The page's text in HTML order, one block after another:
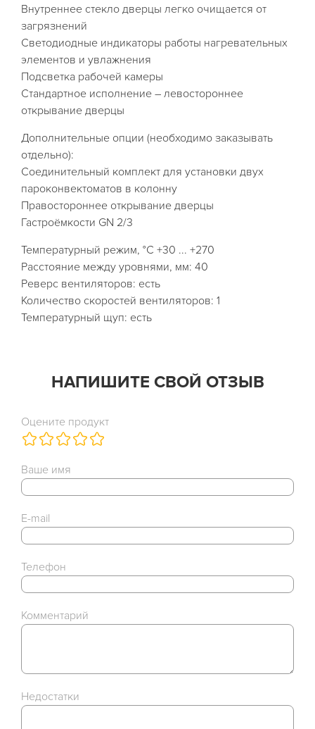
Внутреннее стекло дверцы легко очищается от
загрязнений
Светодиодные индикаторы работы нагревательных
элементов и увлажнения
Подсветка рабочей камеры
Стандартное исполнение – левостороннее
открывание дверцы
Дополнительные опции (необходимо заказывать
отдельно):
Соединительный комплект для установки двух
пароконвектоматов в колонну
Правостороннее открывание дверцы
Гастроёмкости GN 2/3
Температурный режим, °C +30 ... +270
Расстояние между уровнями, мм: 40
Реверс вентиляторов: есть
Количество скоростей вентиляторов: 1
Температурный щуп: есть
НАПИШИТЕ СВОЙ ОТЗЫВ
Оцените продукт
Ваше имя
E-mail
Телефон
Комментарий
Недостатки